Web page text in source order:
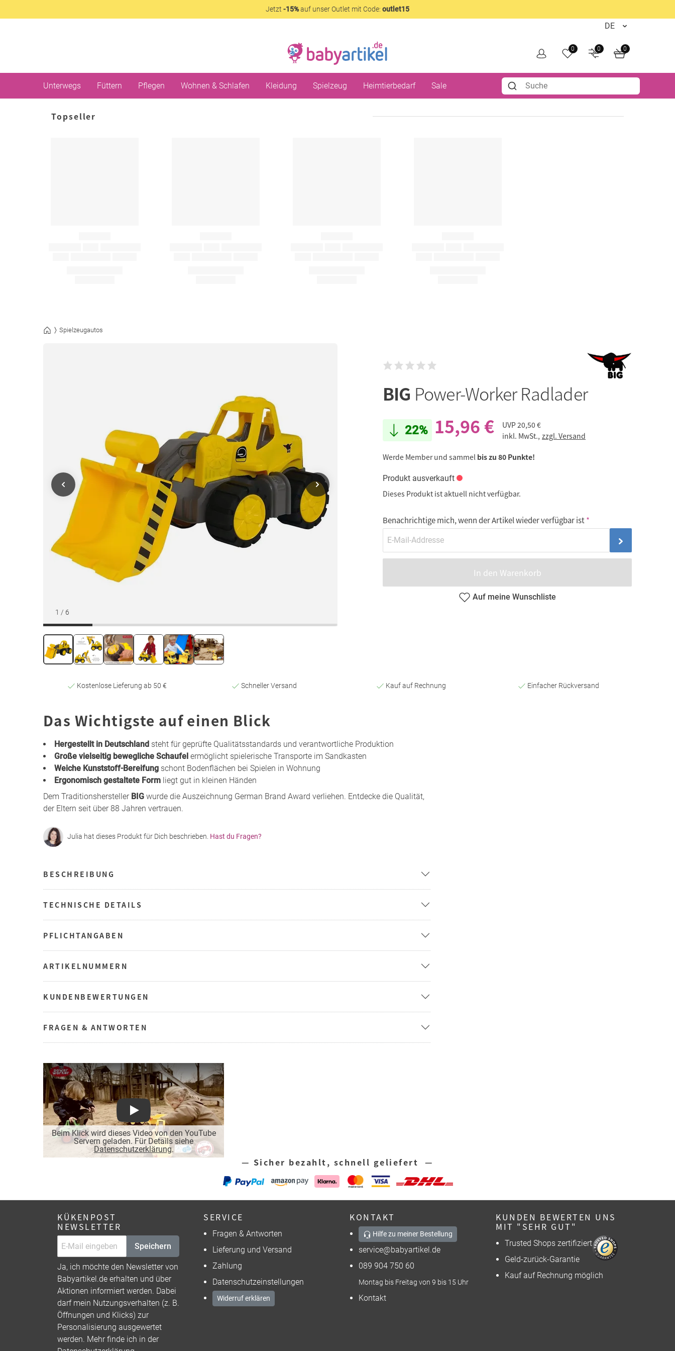
Jetzt -15%auf unser Outlet mit Code: outlet15
0 0 0
Unterwegs Füttern Pflegen Wohnen & Schlafen Kleidung Spielzeug Heimtierbedarf Sale
Topseller
Spielzeugautos
1 / 6
BIG Power-Worker Radlader
22% 15,96 € UVP20,50 €
inkl. MwSt., zzgl. Versand
Werde Member und sammel bis zu 80 Punkte!
Produkt ausverkauft
Dieses Produkt ist aktuell nicht verfügbar.
Benachrichtige mich, wenn der Artikel wieder verfügbar ist
In den Warenkorb
Auf meine Wunschliste
Kostenlose Lieferung ab 50 € Schneller Versand Kauf auf Rechnung Einfacher Rückversand
Das Wichtigste auf einen Blick
Hergestellt in Deutschland steht für geprüfte Qualitätsstandards und verantwortliche Produktion
Große vielseitig bewegliche Schaufel ermöglicht spielerische Transporte im Sandkasten
Weiche Kunststoff-Bereifung schont Bodenflächen bei Spielen in Wohnung
Ergonomisch gestaltete Form liegt gut in kleinen Händen
Dem Traditionshersteller BIG wurde die Auszeichnung German Brand Award verliehen. Entdecke die Qualität,
der Eltern seit über 88 Jahren vertrauen.
Julia hat dieses Produkt für Dich beschrieben. Hast du Fragen?
BESCHREIBUNG
TECHNISCHE DETAILS
PFLICHTANGABEN
ARTIKELNUMMERN
KUNDENBEWERTUNGEN
FRAGEN & ANTWORTEN
Beim Klick wird dieses Video von den YouTube
Servern geladen. Für Details siehe
Datenschutzerklärung.
Play
— Sicher bezahlt, schnell geliefert —
KÜKENPOST
NEWSLETTER
Speichern
Ja, ich möchte den Newsletter von
Babyartikel.de erhalten und über
Aktionen informiert werden. Dabei
darf mein Nutzungsverhalten (z. B.
Öffnungen und Klicks) zur
Personalisierung ausgewertet
werden. Mehr finde ich in der
SERVICE
Fragen & Antworten
Lieferung und Versand
Zahlung
Datenschutzeinstellungen
Widerruf erklären
KONTAKT
Hilfe zu meiner Bestellung
service@babyartikel.de
089 904 750 60
Montag bis Freitag von 9 bis 15 Uhr
Kontakt
KUNDEN BEWERTEN UNS
MIT "SEHR GUT"
Trusted Shops zertifiziert
Geld-zurück-Garantie
Kauf auf Rechnung möglich